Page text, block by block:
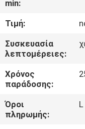
ΠΟΙΌΤΗΤΑΣ
ΜΑΖΊ
ΜΑΣ
ΕΙΔΉΣΕΙΣ
min:
Τιμή:
Συσκευασία
λεπτομέρειες:
Χρόνος
παράδοσης:
Όροι
πληρωμής: